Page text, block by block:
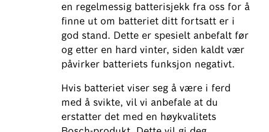
en regelmessig batterisjekk fra oss for å
finne ut om batteriet ditt fortsatt er i
god stand. Dette er spesielt anbefalt før
og etter en hard vinter, siden kaldt vær
påvirker batteriets funksjon negativt.
Hvis batteriet viser seg å være i ferd
med å svikte, vil vi anbefale at du
erstatter det med en høykvalitets